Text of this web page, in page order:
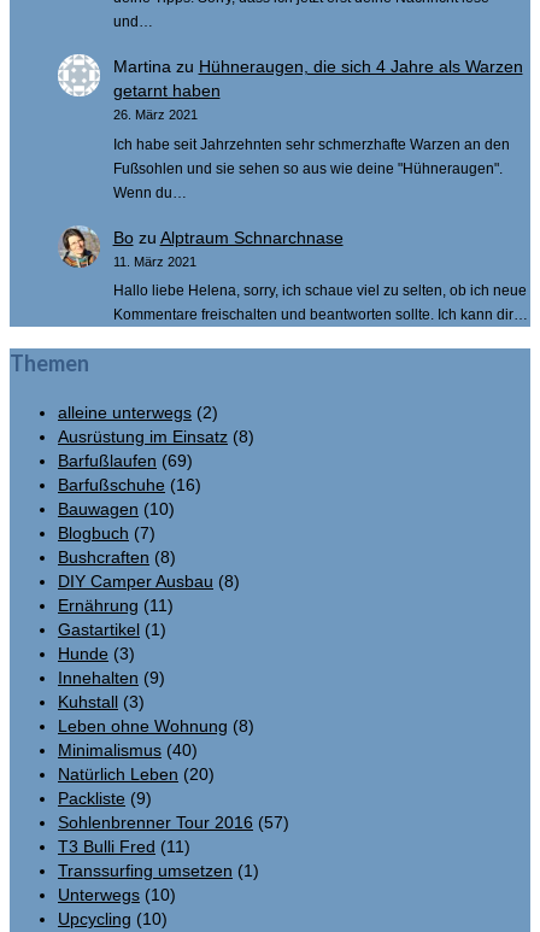
und…
Martina zu Hühneraugen, die sich 4 Jahre als Warzen
getarnt haben
26. März 2021
Ich habe seit Jahrzehnten sehr schmerzhafte Warzen an den
Fußsohlen und sie sehen so aus wie deine "Hühneraugen".
Wenn du…
Bozu Alptraum Schnarchnase
11. März 2021
Hallo liebe Helena, sorry, ich schaue viel zu selten, ob ich neue
Kommentare freischalten und beantworten sollte. Ich kann dir…
Themen
alleine unterwegs (2)
Ausrüstung im Einsatz (8)
Barfußlaufen (69)
Barfußschuhe (16)
Bauwagen (10)
Blogbuch (7)
Bushcraften (8)
DIY Camper Ausbau (8)
Ernährung (11)
Gastartikel (1)
Hunde (3)
Innehalten (9)
Kuhstall (3)
Leben ohne Wohnung (8)
Minimalismus (40)
Natürlich Leben (20)
Packliste (9)
Sohlenbrenner Tour 2016 (57)
T3 Bulli Fred (11)
Transsurfing umsetzen (1)
Unterwegs (10)
Upcycling (10)